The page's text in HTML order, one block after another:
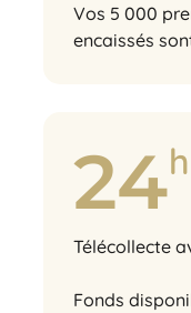
Vos 5 000
encaissés
24h
Télécollecte
Fonds